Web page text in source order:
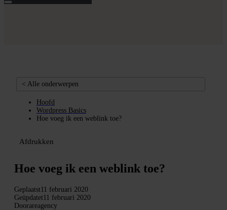
< Alle onderwerpen
Hoofd
Wordpress Basics
Hoe voeg ik een weblink toe?
Afdrukken
Hoe voeg ik een weblink toe?
Geplaatst 11 februari 2020
Geüpdatet 11 februari 2020
Doorareagency